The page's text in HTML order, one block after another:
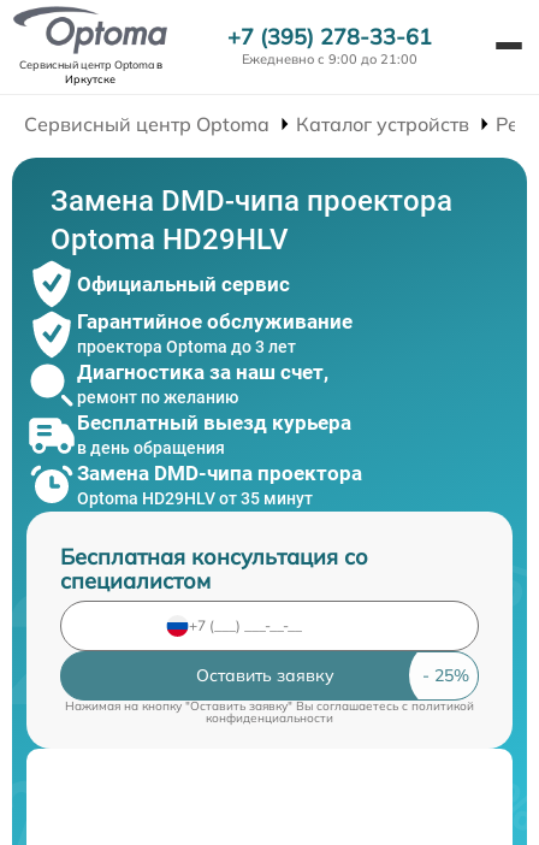
Сервисный центр Optomaв
Иркутске
+7 (395) 278-33-61
Ежедневно с 9:00 до 21:00
Сервисный центр Optoma Каталог устройств
Замена DMD-чипа проектора
Optoma HD29HLV
Официальный сервис
Гарантийное обслуживание
проектора Optoma до 3 лет
Диагностика за наш счет,
ремонт по желанию
Бесплатный выезд курьера
в день обращения
Замена DMD-чипа проектора
Optoma HD29HLV от 35 минут
Бесплатная консультация со
специалистом
Оставить заявку
Нажимая на кнопку "Оставить заявку" Вы соглашаетесь cполитикой
конфиденциальности